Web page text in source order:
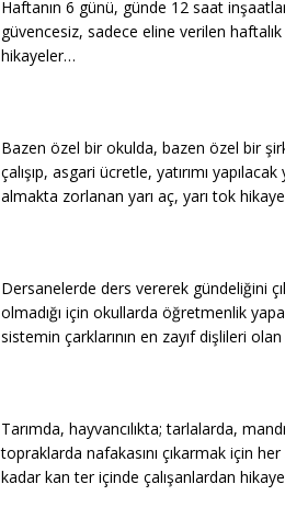
Haftanın 6 günü, günde 12 saat
güvencesiz, sadece eline verilen
hikayeler…
Bazen özel bir okulda, bazen özel bir
çalışıp, asgari ücretle, yatırımı
almakta zorlanan yarı aç, yarı tok
Dersanelerde ders vererek gündeliğini
olmadığı için okullarda öğretmenlik
sistemin çarklarının en zayıf dişlileri
Tarımda, hayvancılıkta; tarlalarda,
topraklarda nafakasını çıkarmak için
kadar kan ter içinde çalışanlardan